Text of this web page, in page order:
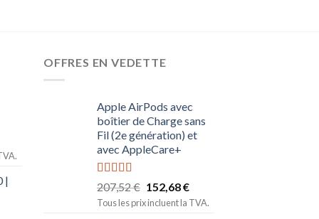
|
OFFRES EN VEDETTE
Apple AirPods avec
boîtier de Charge sans
Fil (2e génération) et
avec AppleCare+
Note5.00
sur 5
207,52€ 152,68€
Tous les prix incluent la TVA.